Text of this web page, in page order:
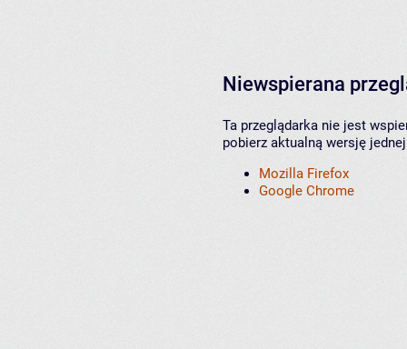
Niewspierana
Ta przeglądarka nie jest
pobierz aktualną wersję
Mozilla Firefox
Google Chrome